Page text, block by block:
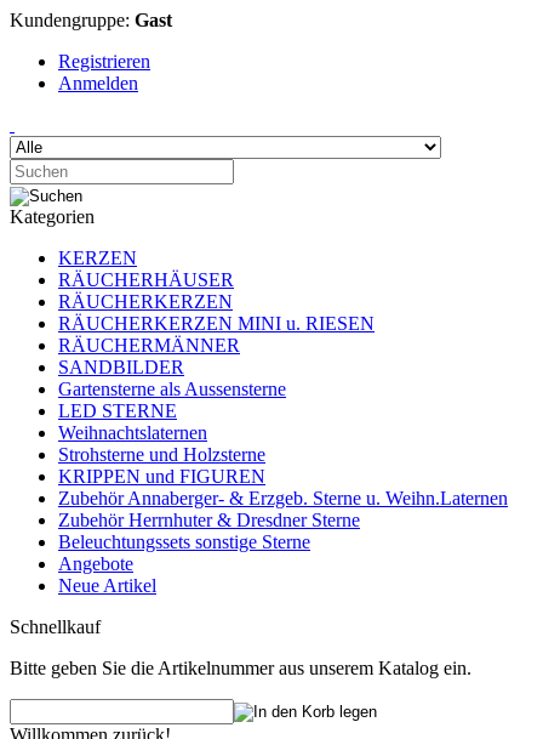
Kundengruppe: Gast
Registrieren
Anmelden
Kategorien
KERZEN
RÄUCHERHÄUSER
RÄUCHERKERZEN
RÄUCHERKERZEN MINI u. RIESEN
RÄUCHERMÄNNER
SANDBILDER
Gartensterne als Aussensterne
LED STERNE
Weihnachtslaternen
Strohsterne und Holzsterne
KRIPPEN und FIGUREN
Zubehör Annaberger- & Erzgeb. Sterne u. Weihn.Laternen
Zubehör Herrnhuter & Dresdner Sterne
Beleuchtungssets sonstige Sterne
Angebote
Neue Artikel
Schnellkauf
Bitte geben Sie die Artikelnummer aus unserem Katalog ein.
Willkommen zurück!